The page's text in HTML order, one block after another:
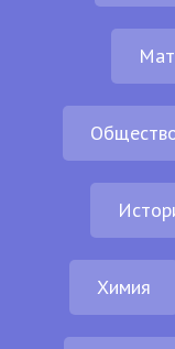
Химия